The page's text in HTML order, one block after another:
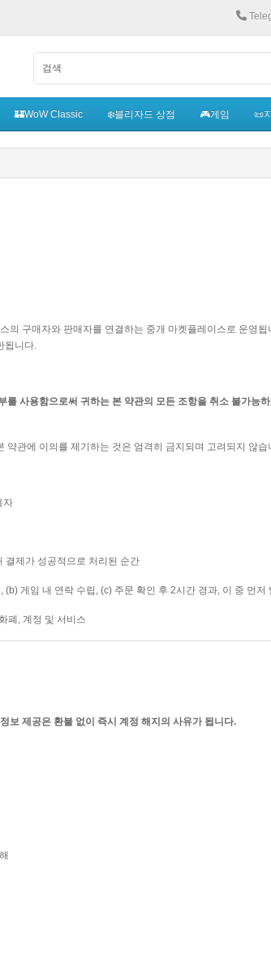
🏰WoW Classic ❄️블리자드 상점 🎮게임 📜
의 구매자와 판매자를 연결하는 중개 마켓플레이스로 운영됩
됩니다.
사용함으로써 귀하는 본 약관의 모든 조항을 취소 불가능
약관에 이의를 제기하는 것은 엄격히 금지되며 고려되지 않습
자
결제가 성공적으로 처리된 순간
게임 내 연락 수립, (c) 주문 확인 후 2시간 경과, 이 중 먼저
폐, 계정 및 서비스
보 제공은 환불 없이 즉시 계정 해지의 사유가 됩니다.